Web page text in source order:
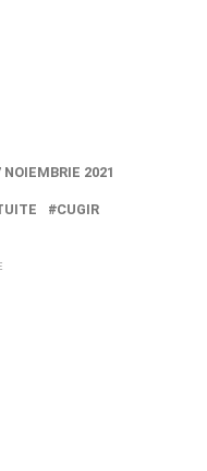
NOIEMBRIE 2021
CUGIR